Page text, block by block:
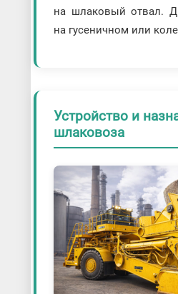
на шлаковый отвал.
на гусеничном или
Устройство и
шлаковоза